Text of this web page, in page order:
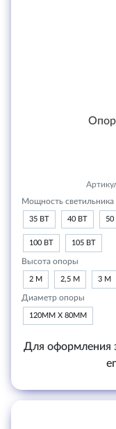
Мощность светильника
35 ВТ 40 ВТ 50
100 ВТ 105 ВТ
Высота опоры
2 М 2,5 М 3 М
Диаметр опоры
120ММ Х 80ММ
Для оформления